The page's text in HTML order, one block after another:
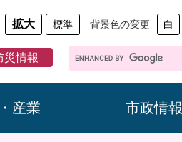
拡大 標準 背景色の変更 白
災情報
G
o
産業 市政情報